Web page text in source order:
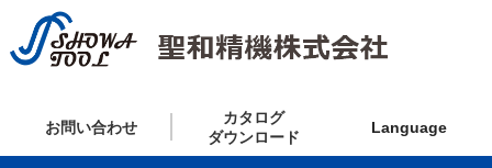
お問い合わせ
カタログ
ダウンロード
Language